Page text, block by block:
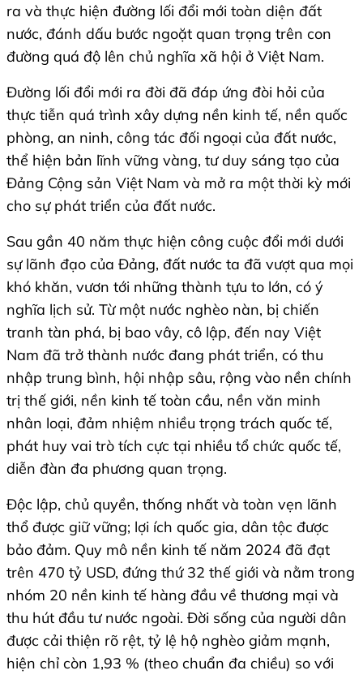
ra và thực hiện đường lối đổi mới toàn diện đất
nước, đánh dấu bước ngoặt quan trọng trên con
đường quá độ lên chủ nghĩa xã hội ở Việt Nam.
Đường lối đổi mới ra đời đã đáp ứng đòi hỏi của
thực tiễn quá trình xây dựng nền kinh tế, nền quốc
phòng, an ninh, công tác đối ngoại của đất nước,
thể hiện bản lĩnh vững vàng, tư duy sáng tạo của
Đảng Cộng sản Việt Nam và mở ra một thời kỳ mới
cho sự phát triển của đất nước.
Sau gần 40 năm thực hiện công cuộc đổi mới dưới
sự lãnh đạo của Đảng, đất nước ta đã vượt qua mọi
khó khăn, vươn tới những thành tựu to lớn, có ý
nghĩa lịch sử. Từ một nước nghèo nàn, bị chiến
tranh tàn phá, bị bao vây, cô lập, đến nay Việt
Nam đã trở thành nước đang phát triển, có thu
nhập trung bình, hội nhập sâu, rộng vào nền chính
trị thế giới, nền kinh tế toàn cầu, nền văn minh
nhân loại, đảm nhiệm nhiều trọng trách quốc tế,
phát huy vai trò tích cực tại nhiều tổ chức quốc tế,
diễn đàn đa phương quan trọng.
Độc lập, chủ quyền, thống nhất và toàn vẹn lãnh
thổ được giữ vững; lợi ích quốc gia, dân tộc được
bảo đảm. Quy mô nền kinh tế năm 2024 đã đạt
trên 470 tỷ USD, đứng thứ 32 thế giới và nằm trong
nhóm 20 nền kinh tế hàng đầu về thương mại và
thu hút đầu tư nước ngoài. Đời sống của người dân
được cải thiện rõ rệt, tỷ lệ hộ nghèo giảm mạnh,
hiện chỉ còn 1,93 % (theo chuẩn đa chiều) so với